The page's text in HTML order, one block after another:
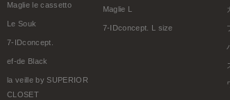
Maglie le cassetto
Le Souk
7-IDconcept.
ef-de Black
la veille by SUPERIOR
CLOSET
Maglie L
7-IDconcept. L size